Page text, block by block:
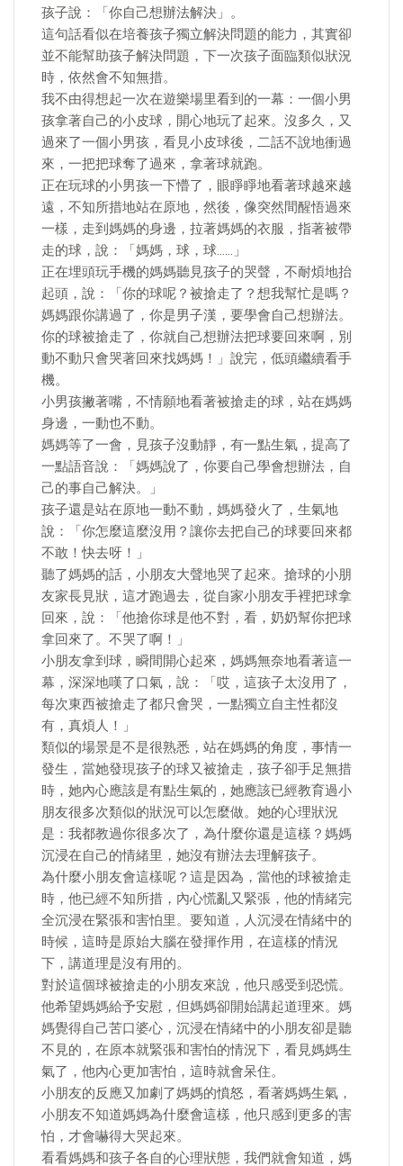
孩子說：「你自己想辦法解決」。
這句話看似在培養孩子獨立解決問題的能力，其實卻
並不能幫助孩子解決問題，下一次孩子面臨類似狀況
時，依然會不知無措。
我不由得想起一次在遊樂場里看到的一幕：一個小男
孩拿著自己的小皮球，開心地玩了起來。沒多久，又
過來了一個小男孩，看見小皮球後，二話不說地衝過
來，一把把球奪了過來，拿著球就跑。
正在玩球的小男孩一下懵了，眼睜睜地看著球越來越
遠，不知所措地站在原地，然後，像突然間醒悟過來
一樣，走到媽媽的身邊，拉著媽媽的衣服，指著被帶
走的球，說：「媽媽，球，球……」
正在埋頭玩手機的媽媽聽見孩子的哭聲，不耐煩地抬
起頭，說：「你的球呢？被搶走了？想我幫忙是嗎？
媽媽跟你講過了，你是男子漢，要學會自己想辦法。
你的球被搶走了，你就自己想辦法把球要回來啊，別
動不動只會哭著回來找媽媽！」說完，低頭繼續看手
機。
小男孩撇著嘴，不情願地看著被搶走的球，站在媽媽
身邊，一動也不動。
媽媽等了一會，見孩子沒動靜，有一點生氣，提高了
一點語音說：「媽媽說了，你要自己學會想辦法，自
己的事自己解決。」
孩子還是站在原地一動不動，媽媽發火了，生氣地
說：「你怎麼這麼沒用？讓你去把自己的球要回來都
不敢！快去呀！」
聽了媽媽的話，小朋友大聲地哭了起來。搶球的小朋
友家長見狀，這才跑過去，從自家小朋友手裡把球拿
回來，說：「他搶你球是他不對，看，奶奶幫你把球
拿回來了。不哭了啊！」
小朋友拿到球，瞬間開心起來，媽媽無奈地看著這一
幕，深深地嘆了口氣，說：「哎，這孩子太沒用了，
每次東西被搶走了都只會哭，一點獨立自主性都沒
有，真煩人！」
類似的場景是不是很熟悉，站在媽媽的角度，事情一
發生，當她發現孩子的球又被搶走，孩子卻手足無措
時，她內心應該是有點生氣的，她應該已經教育過小
朋友很多次類似的狀況可以怎麼做。她的心理狀況
是：我都教過你很多次了，為什麼你還是這樣？媽媽
沉浸在自己的情緒里，她沒有辦法去理解孩子。
為什麼小朋友會這樣呢？這是因為，當他的球被搶走
時，他已經不知所措，內心慌亂又緊張，他的情緒完
全沉浸在緊張和害怕里。要知道，人沉浸在情緒中的
時候，這時是原始大腦在發揮作用，在這樣的情況
下，講道理是沒有用的。
對於這個球被搶走的小朋友來說，他只感受到恐慌。
他希望媽媽給予安慰，但媽媽卻開始講起道理來。媽
媽覺得自己苦口婆心，沉浸在情緒中的小朋友卻是聽
不見的，在原本就緊張和害怕的情況下，看見媽媽生
氣了，他內心更加害怕，這時就會呆住。
小朋友的反應又加劇了媽媽的憤怒，看著媽媽生氣，
小朋友不知道媽媽為什麼會這樣，他只感到更多的害
怕，才會嚇得大哭起來。
看看媽媽和孩子各自的心理狀態，我們就會知道，媽